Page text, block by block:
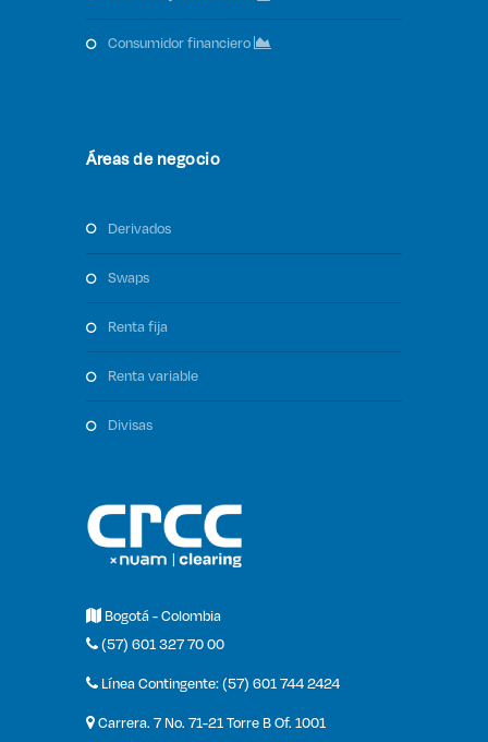
consumidor financiero
Áreas de negocio
derivados
swaps
renta fija
renta variable
divisas
Bogotá - Colombia
(57) 601 327 70 00
Línea Contingente: (57) 601 744 2424
Carrera. 7 No. 71-21 Torre B Of. 1001